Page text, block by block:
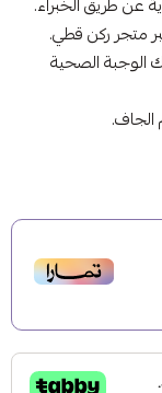
متجر ركن قطي.
الوجبة الصحية
الجاف.